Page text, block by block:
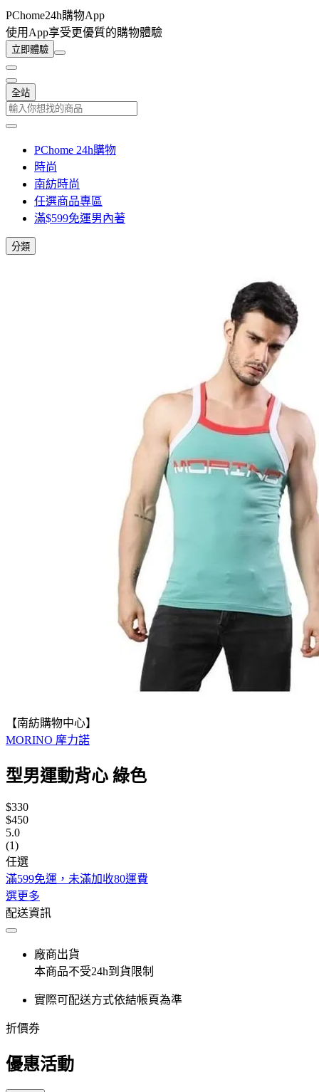
PChome24h購物App
使用App享受更優質的購物體驗
立即體驗
全站
PChome 24h購物
時尚
南紡時尚
任選商品專區
滿$599免運男內著
分類
【南紡購物中心】
MORINO 摩力諾
型男運動背心 綠色
$330
$450
5.0
(1)
任選
滿599免運，未滿加收80運費
選更多
配送資訊
廠商出貨
本商品不受24h到貨限制
實際可配送方式依結帳頁為準
折價券
優惠活動